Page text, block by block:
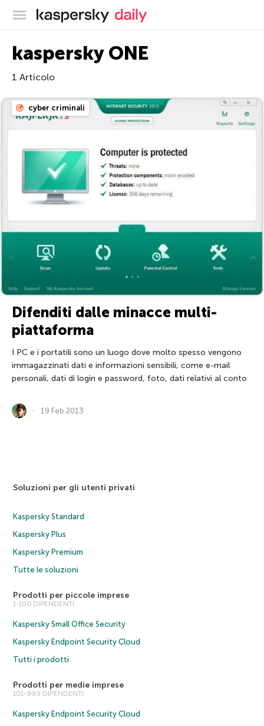
Blog ufficiale di Kaspersky
kaspersky ONE
1 Articolo
cyber criminali
Difenditi dalle minacce multi-
piattaforma
I PC e i portatili sono un luogo dove molto spesso vengono
immagazzinati dati e informazioni sensibili, come e-mail
personali, dati di login e password, foto, dati relativi al conto
19 Feb 2013
Soluzioni per gli utenti privati
Kaspersky Standard
Kaspersky Plus
Kaspersky Premium
Tutte le soluzioni
Prodotti per piccole imprese
1-100 DIPENDENTI
Kaspersky Small Office Security
Kaspersky Endpoint Security Cloud
Tutti i prodotti
Prodotti per medie imprese
101-999 DIPENDENTI
Kaspersky Endpoint Security Cloud